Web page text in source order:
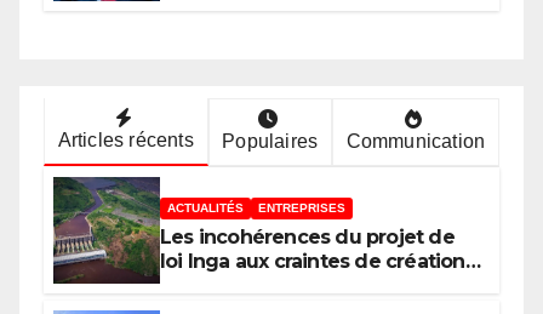
Articles récents Populaires Communication
ACTUALITÉS ENTREPRISES
Les incohérences du projet de
loi Inga aux craintes de création